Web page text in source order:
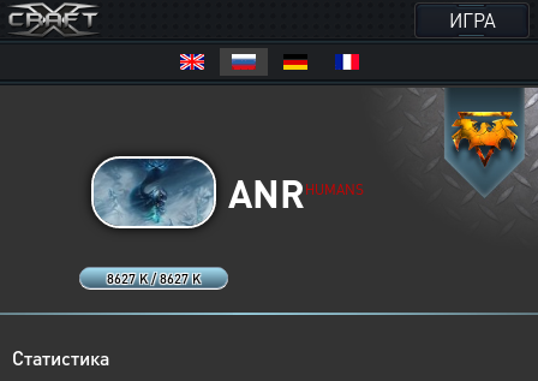
ИГРА
8627 K / 8627 K
ANRHUMANS
Статистика